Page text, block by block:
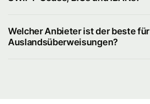
Welcher Anbieter ist der beste für
Auslandsüberweisungen?